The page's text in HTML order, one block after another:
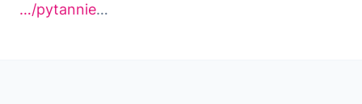
…/pytannie…